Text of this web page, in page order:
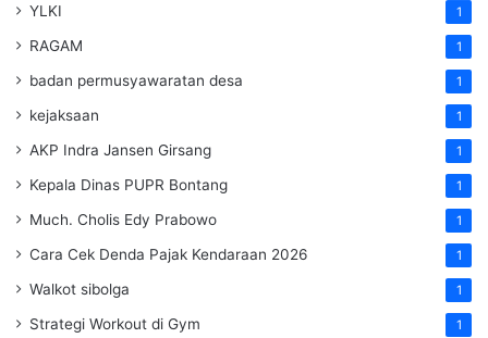
YLKI 1
RAGAM 1
badan permusyawaratan desa 1
kejaksaan 1
AKP Indra Jansen Girsang 1
Kepala Dinas PUPR Bontang 1
Much. Cholis Edy Prabowo 1
Cara Cek Denda Pajak Kendaraan 2026 1
Walkot sibolga 1
Strategi Workout di Gym 1